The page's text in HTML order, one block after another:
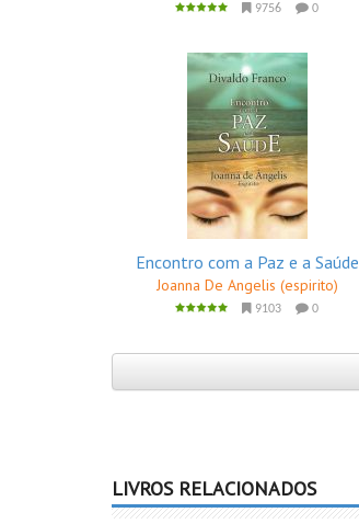
9756 0
Encontro com a Paz e a Saúde
Joanna De Angelis (espirito)
9103 0
LIVROS RELACIONADOS